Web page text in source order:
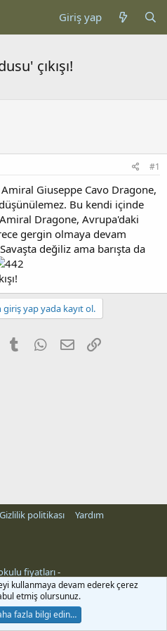
Giriş yap
çıkışı!
#1
Giuseppe Cavo Dragone,
Bu kendi içinde
Dragone, Avrupa'daki
gergin olmaya devam
değiliz ama barışta da
yap yada kayıt ol.
PinterestTumblr WhatsApp
E-posta
Gizlilik politikası
Yardım
fiyatları-
kullanmaya devam ederek çerez
etmiş olursunuz.
fazla bilgi edin…